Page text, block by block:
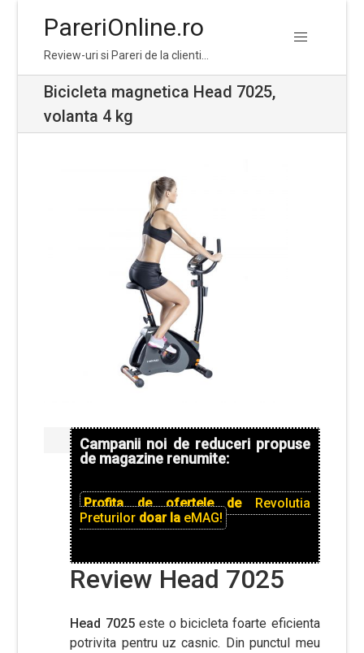
navigation
content
PareriOnline.ro
Review-uri si Pareri de la clienti…
Bicicleta magnetica Head 7025,
volanta 4 kg
Campanii noi de reduceri propuse
de magazine renumite:
Profita de ofertele de Revolutia
Preturilor doar la eMAG!
Review Head 7025
Head 7025 este o bicicleta foarte eficienta
potrivita pentru uz casnic. Din punctul meu